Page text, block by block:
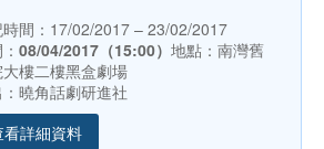
間：17/02/2017 – 23/02/2017
08/04/2017（15:00） 地點：南灣舊
樓二樓黑盒劇場
曉角話劇研進社
看詳細資料